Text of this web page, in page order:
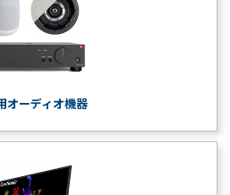
オーディオ機器